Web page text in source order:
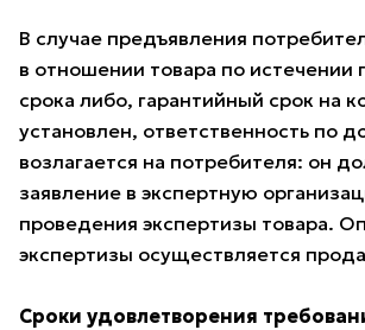
В случае предъявления
в отношении товара по истечении
срока либо, гарантийный срок на
установлен, ответственность по
возлагается на потребителя: он
заявление в экспертную
проведения экспертизы товара.
экспертизы осуществляется
Сроки удовлетворения